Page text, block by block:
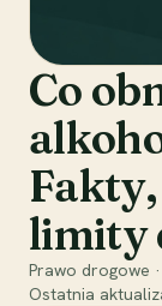
Co
limity
Prawo drogowe ·
Ostatnia